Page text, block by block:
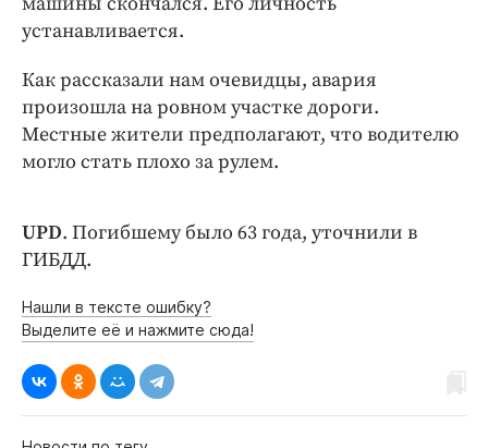
устанавливается.
Как рассказали нам очевидцы, авария
произошла на ровном участке дороги.
Местные жители предполагают, что водителю
могло стать плохо за рулем.
UPD. Погибшему было 63 года, уточнили в
ГИБДД.
Нашли в тексте ошибку?
Выделите её и нажмите сюда!